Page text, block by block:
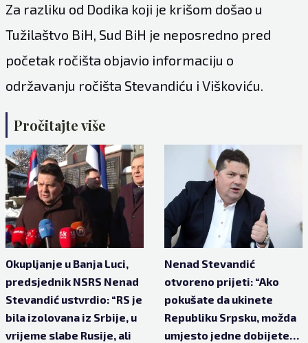
Za razliku od Dodika koji je krišom došao u
Tužilaštvo BiH, Sud BiH je neposredno pred
početak ročišta objavio informaciju o
održavanju ročišta Stevandiću i Viškoviću.
Pročitajte više
Okupljanje u Banja Luci,
predsjednik NSRS Nenad
Stevandić ustvrdio: “RS je
bila izolovana iz Srbije, u
vrijeme slabe Rusije, ali
Nenad Stevandić
otvoreno prijeti: “Ako
pokušate da ukinete
Republiku Srpsku, možda
umjesto jedne dobijete…